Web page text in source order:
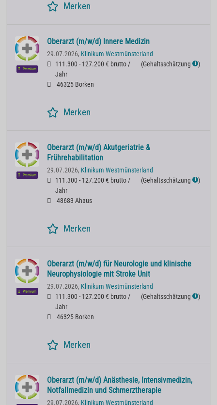
Merken
Premium
Oberarzt (m/w/d) Innere Medizin
29.07.2026, Klinikum Westmünsterland
111.300 - 127.200 € brutto /
Jahr
(Gehaltsschätzung ℹ )
46325 Borken
Merken
Premium
Oberarzt (m/w/d) Akutgeriatrie &
Frührehabilitation
29.07.2026, Klinikum Westmünsterland
111.300 - 127.200 € brutto /
Jahr
(Gehaltsschätzung ℹ )
48683 Ahaus
Merken
Premium
Oberarzt (m/w/d) für Neurologie und klinische
Neurophysiologie mit Stroke Unit
29.07.2026, Klinikum Westmünsterland
111.300 - 127.200 € brutto /
Jahr
(Gehaltsschätzung ℹ )
46325 Borken
Merken
Oberarzt (m/w/d) Anästhesie, Intensivmedizin,
Notfallmedizin und Schmerztherapie
29.07.2026, Klinikum Westmünsterland